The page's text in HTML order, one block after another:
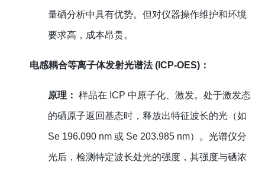
量硒分析中具有优势。但对仪器操作维护和环境
要求高，成本昂贵。
电感耦合等离子体发射光谱法 (ICP-OES)：
原理： 样品在 ICP 中原子化、激发。处于激发态
的硒原子返回基态时，释放出特征波长的光（如
Se 196.090 nm 或 Se 203.985 nm）。光谱仪分
光后，检测特定波长处光的强度，其强度与硒浓